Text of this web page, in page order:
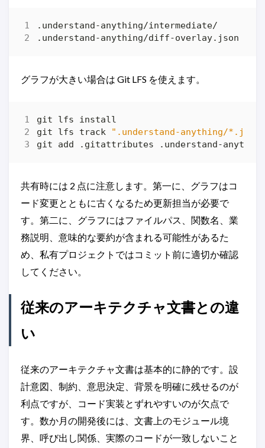
グラフが大きい場合は Git LFS を使えます。
git lfs track ".understand-anything/
共有時には 2 点に注意します。第一に、グラフはコ
ード変更とともに古くなるため更新担当が必要で
す。第二に、グラフにはファイルパス、関数名、業
務説明、意味的な要約が含まれる可能性があるた
め、私有プロジェクトではコミット前に適切か確認
してください。
従来のアーキテクチャ文書との違
い
従来のアーキテクチャ文書は基本的に静的です。設
計意図、制約、意思決定、背景を明確に残せるのが
利点ですが、コード実装とずれやすいのが欠点で
す。数か月の開発後には、文書上のモジュール境
界、呼び出し関係、実際のコードが一致しないこと